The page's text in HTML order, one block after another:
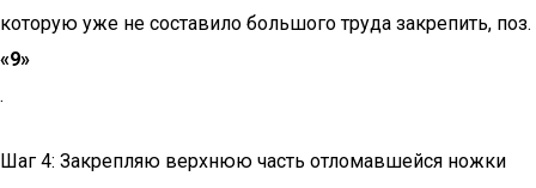
которую уже не составило большого труда закрепить, поз.
«9»
.
Шаг 4: Закрепляю верхнюю часть отломавшейся ножки